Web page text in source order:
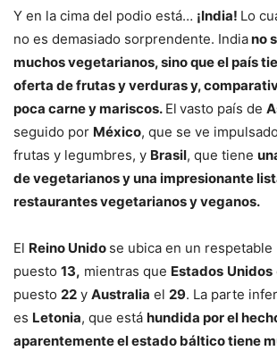
Y en la cima del podio está… ¡India! Lo
no es demasiado sorprendente. Indiano
muchos vegetarianos, sino que el país
oferta de frutas y verduras y,
poca carne y mariscos. El vasto país de
seguido por México, que se ve
frutas y legumbres, y Brasil, que tiene
de vegetarianos y una impresionante
restaurantes vegetarianos y veganos.
El Reino Unido se ubica en un respetable
puesto 13, mientras que Estados Unidos
puesto 22 y Australia el 29. La parte
es Letonia, que está hundida por el
aparentemente el estado báltico tiene